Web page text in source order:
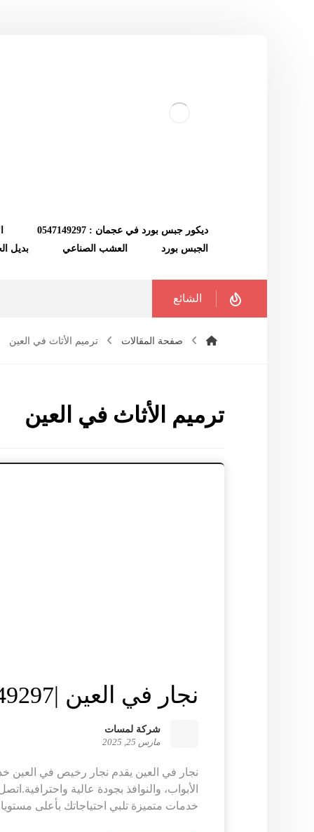
ديكور جبس بورد في عجمان : 0547149297
الجبس بورد
العشب الصناعي بديل
الشائع
صفحة المقالات ترميم الأثاث في العين
ترميم الأثاث في العين
نجار في العين |0547149297
شركة لمسات
مارس 25, 2025
نجار في العين يقدم نجار رخيص في العين
الأبواب، والنوافذ بجودة عالية
خدمات متميزة تلبي احتياجاتك بأعلى